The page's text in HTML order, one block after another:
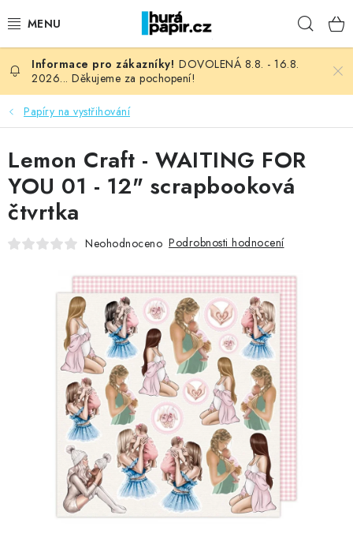
na
NOVINKY
HURÁ DÍLNA
VŠECHNO ZBOŽÍ
KNIHAŘSKÝ MATERIÁL
OBLÍBENÉ ♥️
FOTORECENZE
MOJE OBJEDNÁVKA
Kontakty Moje objednávka
Oblíbené ♥️
Hodnocení obchodu
Obchodní podmínky
Podmínky ochrany osobních údajů
Ověřování recenzí
Jak nakupovat
DOVOLENÁ 8.8. - 16.8.
2026... Děkujeme za pochopení!
Papíry na vystřihování
Lemon Craft - WAITING FOR
YOU 01 - 12" scrapbooková
čtvrtka
Neohodnoceno Podrobnosti hodnocení